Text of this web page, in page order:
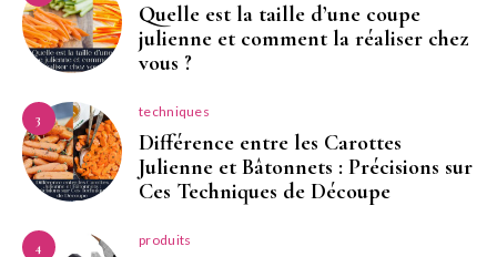
Quelle est la taille d’une coupe
julienne et comment la réaliser chez
vous ?
3 techniques
Différence entre les Carottes
Julienne et Bâtonnets : Précisions sur
Ces Techniques de Découpe
4 produits